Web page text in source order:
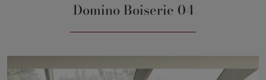
Domino Boiserie 04